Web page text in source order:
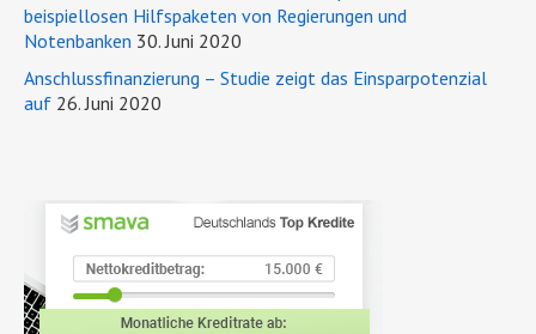
beispiellosen Hilfspaketen von Regierungen und
Notenbanken 30. Juni 2020
Anschlussfinanzierung – Studie zeigt das Einsparpotenzial
auf 26. Juni 2020